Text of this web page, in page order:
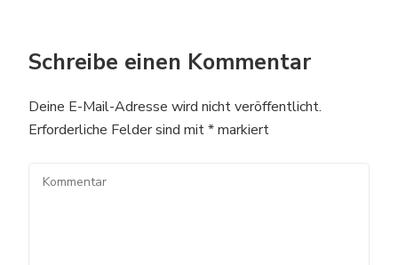
Schreibe einen Kommentar
Deine E-Mail-Adresse wird nicht veröffentlicht.
Erforderliche Felder sind mit*markiert